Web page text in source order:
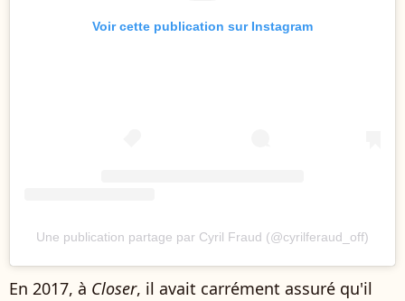
Voir cette publication sur Instagram
Une publication partage par Cyril Fraud (@cyrilferaud_off)
En 2017, à Closer, il avait carrément assuré qu'il